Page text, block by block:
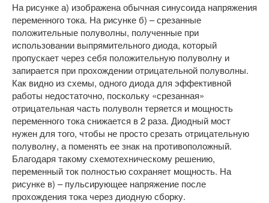
На рисунке а) изображена обычная синусоида напряжения
переменного тока. На рисунке б) – срезанные
положительные полуволны, полученные при
использовании выпрямительного диода, который
пропускает через себя положительную полуволну и
запирается при прохождении отрицательной полуволны.
Как видно из схемы, одного диода для эффективной
работы недостаточно, поскольку «срезанная»
отрицательная часть полуволн теряется и мощность
переменного тока снижается в 2 раза. Диодный мост
нужен для того, чтобы не просто срезать отрицательную
полуволну, а поменять ее знак на противоположный.
Благодаря такому схемотехническому решению,
переменный ток полностью сохраняет мощность. На
рисунке в) – пульсирующее напряжение после
прохождения тока через диодную сборку.